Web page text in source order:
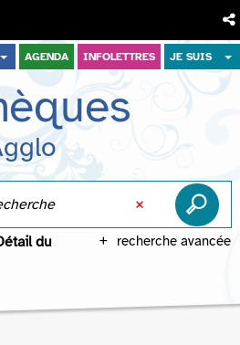
AGENDA INFOLETTRES JE SUIS
recherche avancée
du